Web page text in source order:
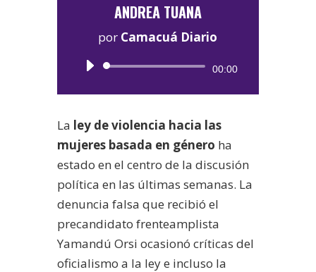
ANDREA TUANA
por Camacuá Diario
Reproductor
00:00
La ley de violencia hacia las
mujeres basada en género ha
estado en el centro de la discusión
política en las últimas semanas. La
denuncia falsa que recibió el
precandidato frenteamplista
Yamandú Orsi ocasionó críticas del
oficialismo a la ley e incluso la